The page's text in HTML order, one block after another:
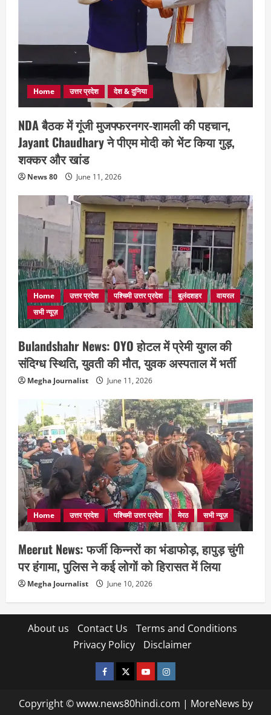
Home उत्तर प्रदेश देश & दुनिया
NDA बैठक में गूंजी मुजफ्फरनगर-शामली की पहचान,
Jayant Chaudhary ने पीएम मोदी को भेंट किया गुड़,
शक्कर और खांड
News 80 June 11, 2026
Home उत्तर प्रदेश पश्चिमी उत्तर प्रदेश बुलंदशहर
वायरल
सभी न्यूज़
Bulandshahr News: OYO होटल में प्रेमी युगल की
संदिग्ध स्थिति, युवती की मौत, युवक अस्पताल में भर्ती
Megha Journalist June 11, 2026
Home उत्तर प्रदेश पश्चिमी उत्तर प्रदेश मेरठ सभी न्यूज़
Meerut News: फर्जी किन्नरों का भंडाफोड़, हापुड़ चुंगी
पर हंगामा, पुलिस ने कई लोगों को हिरासत में लिया
Megha Journalist June 10, 2026
About us Contact Us
Terms and Conditions
Privacy Policy
Disclaimer
facebooktwitterYOUTUBE
instagram
Copyright © www.news80hindi.com | MoreNews by